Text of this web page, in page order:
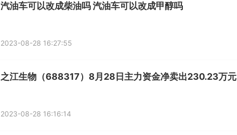
汽油车可以改成柴油吗 汽油车可以改成甲醇吗
2023-08-28 16:27:55
之江生物（688317）8月28日主力资金净卖出230.23万元
2023-08-28 16:16:14